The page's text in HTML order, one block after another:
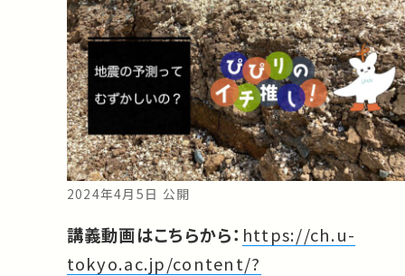
2024年4月5日 公開
講義動画はこちらから： https://ch.u-
tokyo.ac.jp/content/?